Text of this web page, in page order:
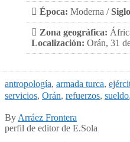
Época: Moderna /
Zona geográfica:
Localización: Orán, 31
antropología, armada turca,
servicios, Orán, refuerzos, sueldo,
By Arráez Frontera
perfil de editor de E.Sola